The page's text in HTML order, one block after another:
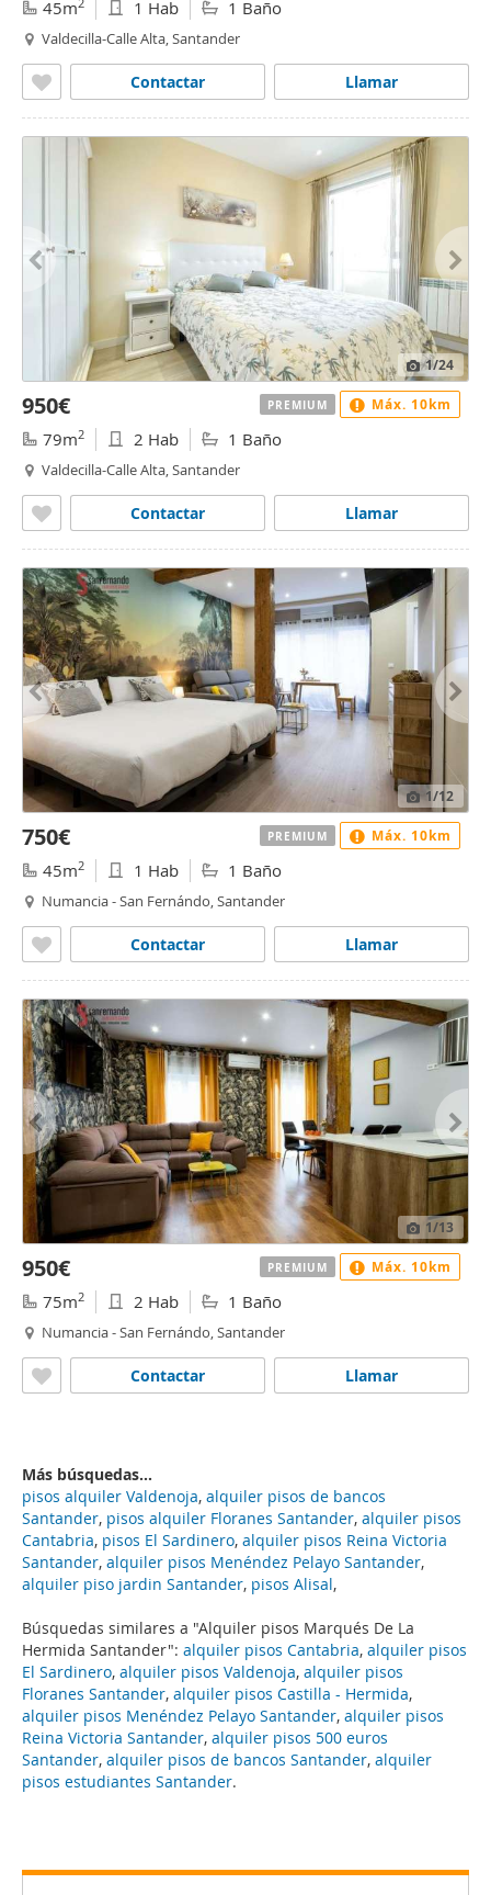
Búsquedas similares a "Alquiler pisos Marqués De La
Hermida Santander": alquiler pisos Cantabria, alquiler pisos
El Sardinero, alquiler pisos Valdenoja, alquiler pisos
Floranes Santander, alquiler pisos Castilla - Hermida,
alquiler pisos Menéndez Pelayo Santander, alquiler pisos
Reina Victoria Santander, alquiler pisos 500 euros
Santander, alquiler pisos de bancos Santander, alquiler
pisos estudiantes Santander.
45m 1 Hab 1 Baño
Valdecilla-Calle Alta, Santander
Llamar
Contactar
1/24
950€
79m2 2 Hab 1 Baño
Valdecilla-Calle Alta, Santander
Llamar
Contactar
PREMIUM Máx. 10km
1/12
750€
45m2 1 Hab 1 Baño
Numancia - San Fernándo, Santander
Llamar
Contactar
PREMIUM Máx. 10km
1/13
950€
75m2 2 Hab 1 Baño
Numancia - San Fernándo, Santander
Llamar
Contactar
PREMIUM Máx. 10km
Más búsquedas...
pisos alquiler Valdenoja, alquiler pisos de bancos
Santander, pisos alquiler Floranes Santander, alquiler pisos
Cantabria, pisos El Sardinero, alquiler pisos Reina Victoria
Santander, alquiler pisos Menéndez Pelayo Santander,
alquiler piso jardin Santander, pisos Alisal,